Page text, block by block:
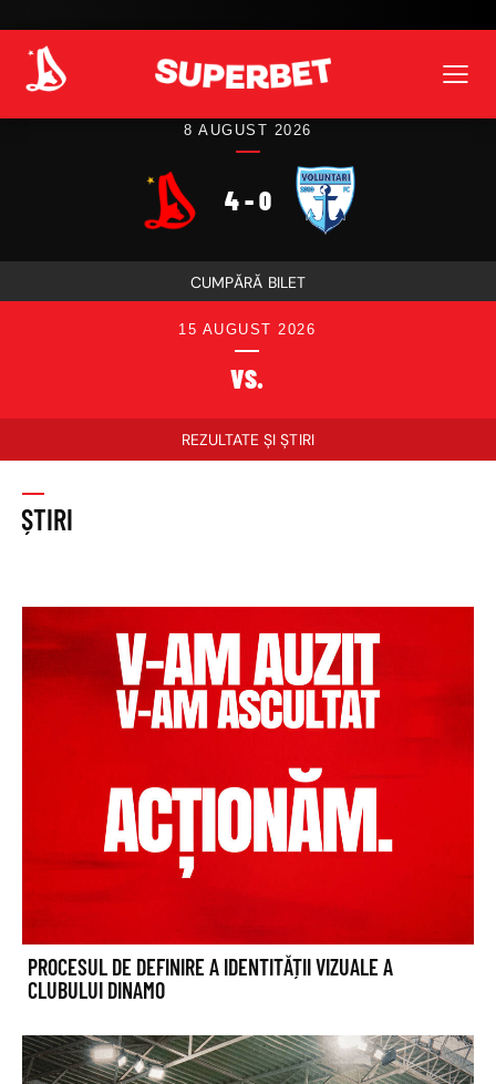
8 AUGUST 2026
4 - 0
CUMPĂRĂ BILET
15 AUGUST 2026
VS.
REZULTATE ȘI ȘTIRI
ȘTIRI
PROCESUL DE DEFINIRE A IDENTITĂȚII VIZUALE A
CLUBULUI DINAMO